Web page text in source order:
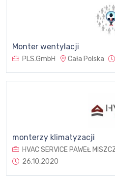
Monter wentylacji
PLS.GmbH Cała Polska
monterzy klimatyzacji
HVAC SERVICE PAWEŁ
26.10.2020